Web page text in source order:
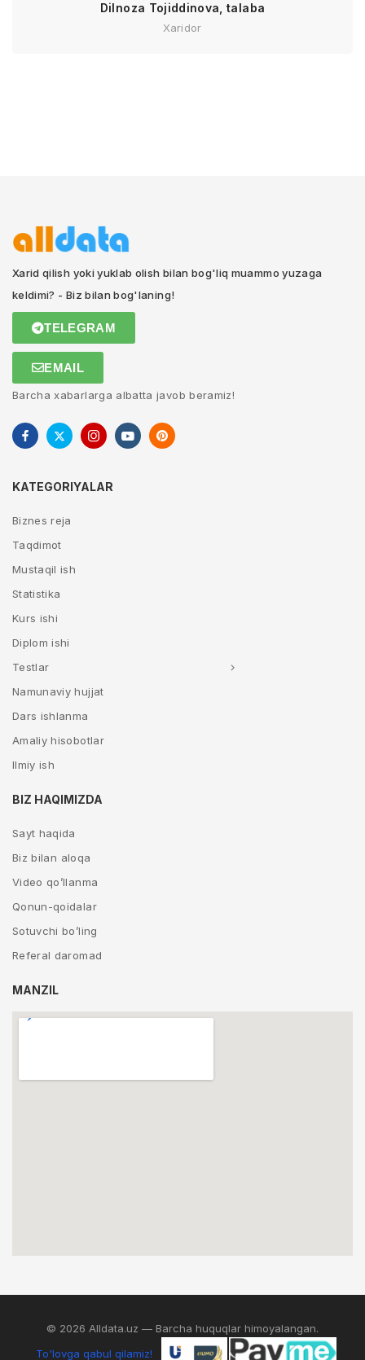
Dilnoza Tojiddinova, talaba
Xaridor
Xarid qilish yoki yuklab olish bilan bog'liq muammo yuzaga
keldimi? - Biz bilan bog'laning!
TELEGRAM
EMAIL
Barcha xabarlarga albatta javob beramiz!
KATEGORIYALAR
Biznes reja
Taqdimot
Mustaqil ish
Statistika
Kurs ishi
Diplom ishi
Testlar
Namunaviy hujjat
Dars ishlanma
Amaliy hisobotlar
Ilmiy ish
BIZ HAQIMIZDA
Sayt haqida
Biz bilan aloqa
Video qo’llanma
Qonun-qoidalar
Sotuvchi bo’ling
Referal daromad
MANZIL
© 2026 Alldata.uz — Barcha huquqlar himoyalangan.
To'lovga qabul qilamiz!